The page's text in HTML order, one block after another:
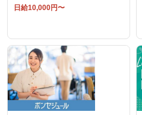
日給10,000円〜